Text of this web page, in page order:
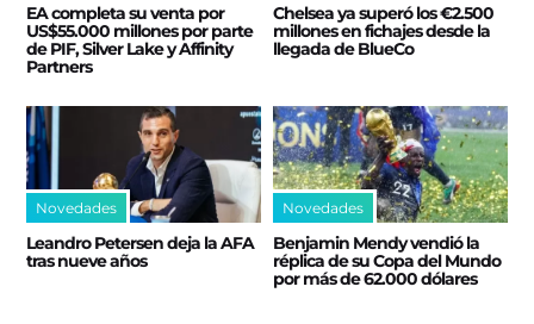
EA completa su venta por
US$55.000 millones por parte
de PIF, Silver Lake y Affinity
Partners
Chelsea ya superó los €2.500
millones en fichajes desde la
llegada de BlueCo
Novedades
Leandro Petersen deja la AFA
tras nueve años
Novedades
Benjamin Mendy vendió la
réplica de su Copa del Mundo
por más de 62.000 dólares